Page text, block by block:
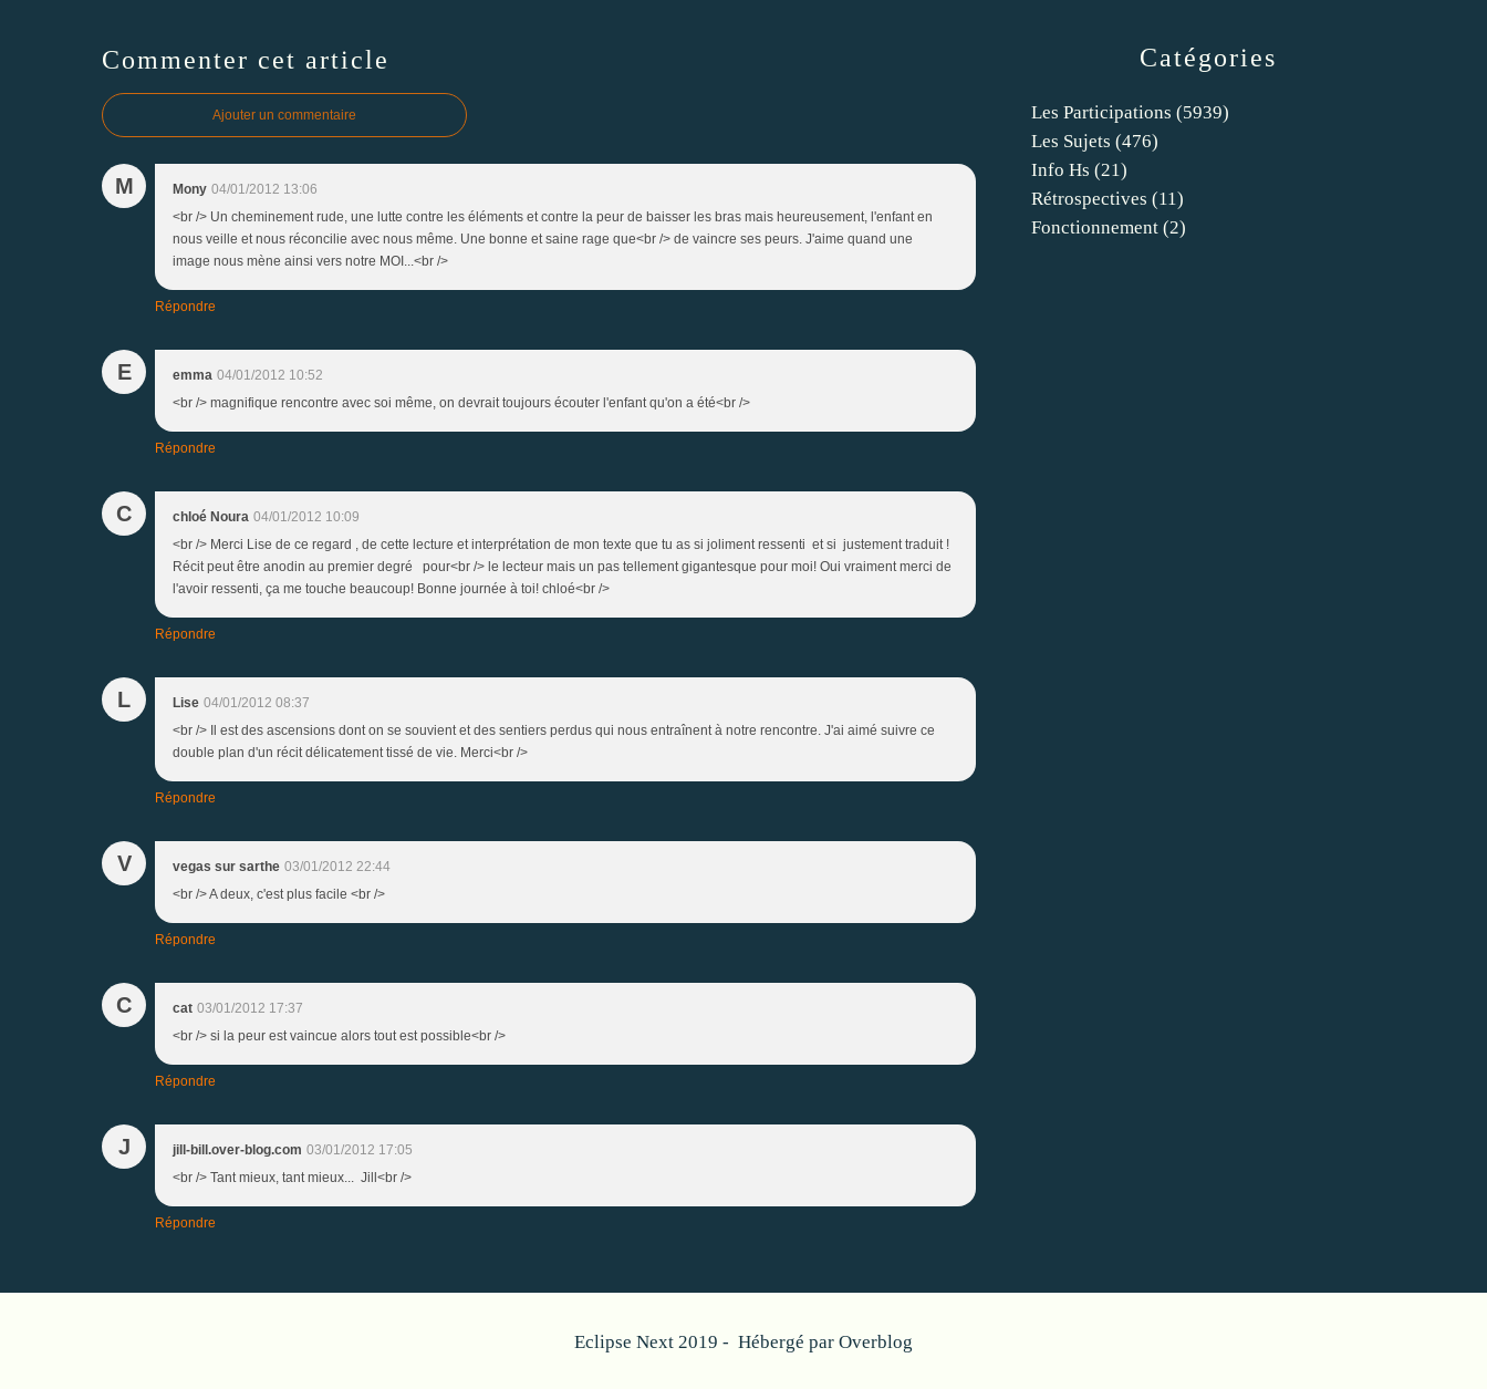
Commenter cet article
Ajouter un commentaire
M Mony 04/01/2012 13:06
<br /> Un cheminement rude, une lutte contre les éléments et contre la peur de baisser les bras mais heureusement, l'enfant en
nous veille et nous réconcilie avec nous même. Une bonne et saine rage que<br /> de vaincre ses peurs. J'aime quand une
image nous mène ainsi vers notre MOI...<br />
Répondre
E emma 04/01/2012 10:52
<br /> magnifique rencontre avec soi même, on devrait toujours écouter l'enfant qu'on a été<br />
Répondre
C chloé Noura 04/01/2012 10:09
<br /> Merci Lise de ce regard , de cette lecture et interprétation de mon texte que tu as si joliment ressenti et si justement traduit !
Récit peut être anodin au premier degré pour<br /> le lecteur mais un pas tellement gigantesque pour moi! Oui vraiment merci de
l'avoir ressenti, ça me touche beaucoup! Bonne journée à toi! chloé<br />
Répondre
L Lise 04/01/2012 08:37
<br /> Il est des ascensions dont on se souvient et des sentiers perdus qui nous entraînent à notre rencontre. J'ai aimé suivre ce
double plan d'un récit délicatement tissé de vie. Merci<br />
Répondre
V vegas sur sarthe 03/01/2012 22:44
<br /> A deux, c'est plus facile <br />
Répondre
C cat 03/01/2012 17:37
<br /> si la peur est vaincue alors tout est possible<br />
Répondre
J jill-bill.over-blog.com 03/01/2012 17:05
<br /> Tant mieux, tant mieux... Jill<br />
Répondre
Catégories
Les Participations (5939)
Les Sujets (476)
Info Hs (21)
Rétrospectives (11)
Fonctionnement (2)
Eclipse Next 2019 - Hébergé par Overblog